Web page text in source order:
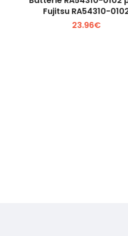
Voir plus +
Fujitsu RA54310-
23.96€